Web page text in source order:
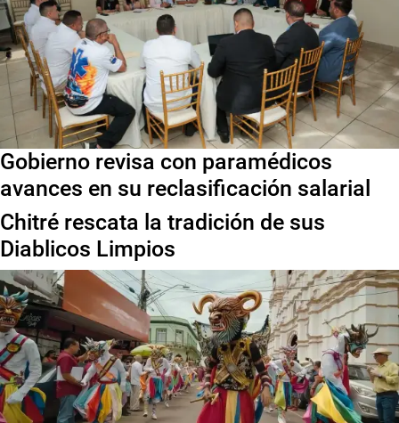
Gobierno revisa con paramédicos
avances en su reclasificación salarial
Chitré rescata la tradición de sus
Diablicos Limpios